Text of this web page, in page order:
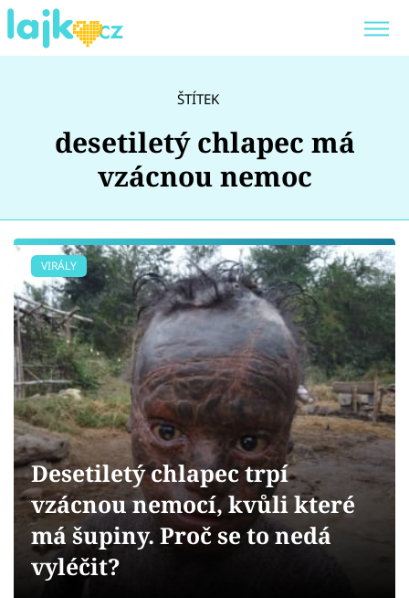
Showbyznys
Youtubeři
Virály
Sex a vztahy
Videa
Sledujte prima+
Přihlášení
ŠTÍTEK
desetiletý chlapec má
vzácnou nemoc
VIRÁLY
Desetiletý chlapec trpí
vzácnou nemocí, kvůli které
má šupiny. Proč se to nedá
vyléčit?